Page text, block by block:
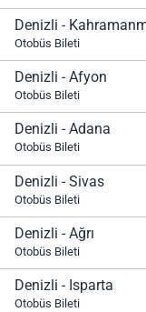
Denizli -
Otobüs Bileti
Denizli - Afyon
Otobüs Bileti
Denizli - Adana
Otobüs Bileti
Denizli - Sivas
Otobüs Bileti
Denizli - Ağrı
Otobüs Bileti
Denizli - Isparta
Otobüs Bileti